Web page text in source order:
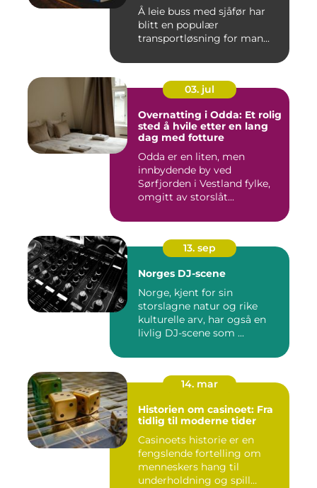
Å leie buss med sjåfør har
blitt en populær
transportløsning for man...
03. jul
Overnatting i Odda: Et rolig
sted å hvile etter en lang
dag med fotture
Odda er en liten, men
innbydende by ved
Sørfjorden i Vestland fylke,
omgitt av storslåt...
13. sep
Norges DJ-scene
Norge, kjent for sin
storslagne natur og rike
kulturelle arv, har også en
livlig DJ-scene som ...
14. mar
Historien om casinoet: Fra
tidlig til moderne tider
Casinoets historie er en
fengslende fortelling om
menneskers hang til
underholdning og spill